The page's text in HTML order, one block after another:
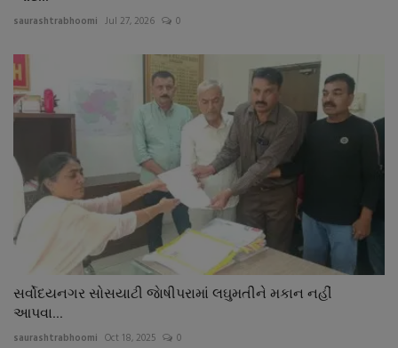
saurashtrabhoomi Jul 27, 2026 0
સર્વોદયનગર સોસયાટી જાેષીપરામાં લઘુમતીને મકાન નહીં
આપવા...
saurashtrabhoomi Oct 18, 2025 0